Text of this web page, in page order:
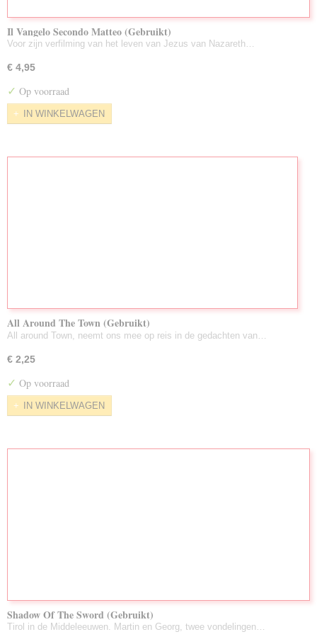
Il Vangelo Secondo Matteo (Gebruikt)
Voor zijn verfilming van het leven van Jezus van Nazareth…
€ 4,95
✓ Op voorraad
IN WINKELWAGEN
All Around The Town (Gebruikt)
All around Town, neemt ons mee op reis in de gedachten van…
€ 2,25
✓ Op voorraad
IN WINKELWAGEN
Shadow Of The Sword (Gebruikt)
Tirol in de Middeleeuwen. Martin en Georg, twee vondelingen…